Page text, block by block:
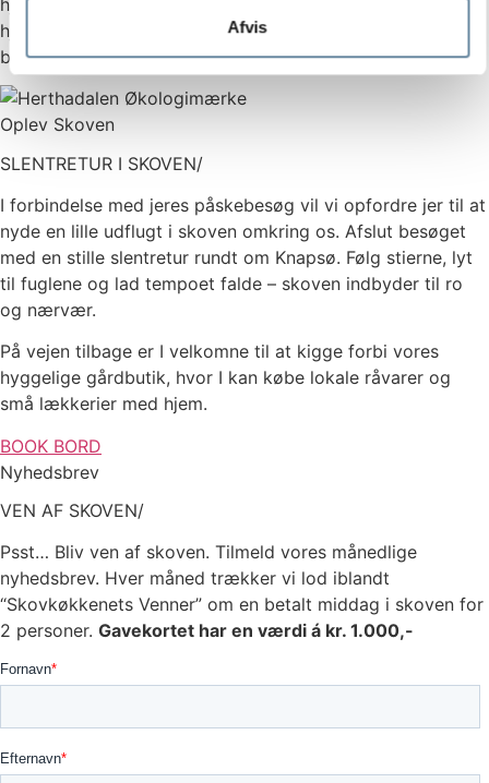
Afvis
hjælp os gerne på forhånd ved at melde det ind ved
booking. TAK
Oplev Skoven
SLENTRETUR I SKOVEN/
I forbindelse med jeres påskebesøg vil vi opfordre jer til at
nyde en lille udflugt i skoven omkring os. Afslut besøget
med en stille slentretur rundt om Knapsø. Følg stierne, lyt
til fuglene og lad tempoet falde – skoven indbyder til ro
og nærvær.
På vejen tilbage er I velkomne til at kigge forbi vores
hyggelige gårdbutik, hvor I kan købe lokale råvarer og
små lækkerier med hjem.
BOOK BORD
Nyhedsbrev
VEN AF SKOVEN/
Psst… Bliv ven af skoven. Tilmeld vores månedlige
nyhedsbrev. Hver måned trækker vi lod iblandt
“Skovkøkkenets Venner” om en betalt middag i skoven for
2 personer. Gavekortet har en værdi á kr. 1.000,-